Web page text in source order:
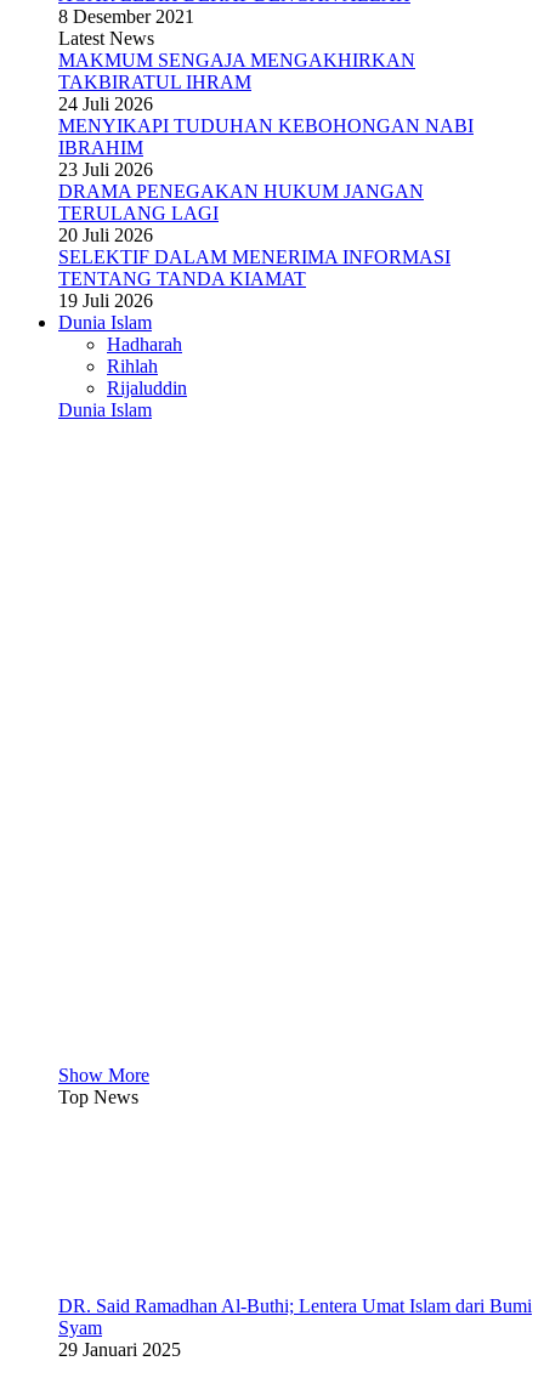
8 Desember 2021
Latest News
MAKMUM SENGAJA MENGAKHIRKAN
TAKBIRATUL IHRAM
24 Juli 2026
MENYIKAPI TUDUHAN KEBOHONGAN NABI
IBRAHIM
23 Juli 2026
DRAMA PENEGAKAN HUKUM JANGAN
TERULANG LAGI
20 Juli 2026
SELEKTIF DALAM MENERIMA INFORMASI
TENTANG TANDA KIAMAT
19 Juli 2026
Dunia Islam
Hadharah
Rihlah
Rijaluddin
Dunia Islam
Show More
Top News
DR. Said Ramadhan Al-Buthi; Lentera Umat Islam dari Bumi
Syam
29 Januari 2025